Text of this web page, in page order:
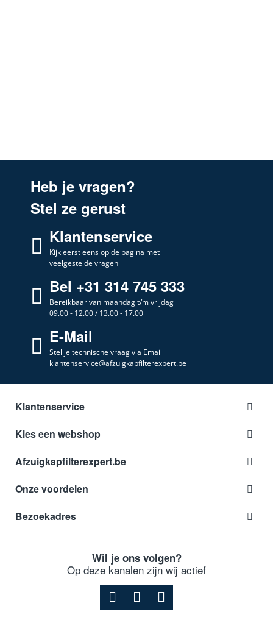
Heb je vragen?
Stel ze gerust
Klantenservice
Kijk eerst eens op de pagina met
veelgestelde vragen
Bel +31 314 745 333
Bereikbaar van maandag t/m vrijdag
09.00 - 12.00 / 13.00 - 17.00
E-Mail
Stel je technische vraag via Email
klantenservice@afzuigkapfilterexpert.be
Klantenservice
Kies een webshop
Afzuigkapfilterexpert.be
Onze voordelen
Bezoekadres
Wil je ons volgen?
Op deze kanalen zijn wij actief